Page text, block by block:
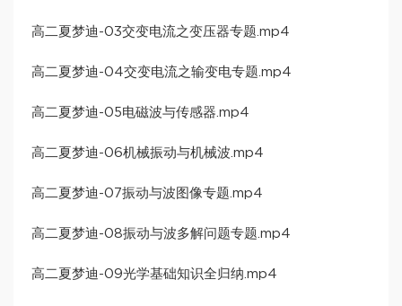
高二夏梦迪-03交变电流之变压器专题.mp4
高二夏梦迪-04交变电流之输变电专题.mp4
高二夏梦迪-05电磁波与传感器.mp4
高二夏梦迪-06机械振动与机械波.mp4
高二夏梦迪-07振动与波图像专题.mp4
高二夏梦迪-08振动与波多解问题专题.mp4
高二夏梦迪-09光学基础知识全归纳.mp4